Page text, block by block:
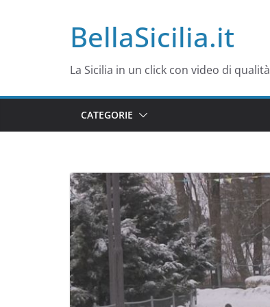
BellaSicilia.it
La Sicilia in un click con video di qualità
CATEGORIE